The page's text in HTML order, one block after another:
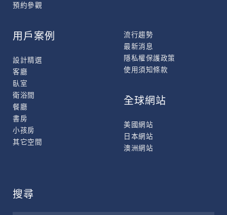
預約參觀
用戶案例
設計精選
客廳
臥室
衛浴間
餐廳
書房
小孩房
其它空間
流行趨勢
最新消息
隱私權保護政策
使用須知條款
全球網站
美國網站
日本網站
澳洲網站
搜尋